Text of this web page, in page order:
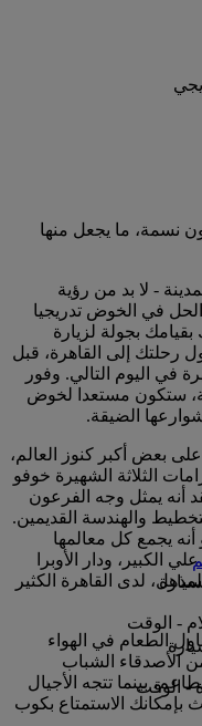
المصرية أكثر من 17 مليون نسمة، ما يجعل منها
- لا بد من رؤية
في الخوض تدريجيا
بقيامك بجولة لزيارة
رحلتك إلى القاهرة، قبل
في اليوم التالي. وفور
ستكون مستعدا لخوض
الضيقة.
بعض أكبر كنوز العالم،
الثلاثة الشهيرة خوفو
أنه يمثل وجه الفرعون
والهندسة القديمين.
أنه يجمع كل معالمها
ودار الأوبرا
لدى القاهرة الكثير
الطعام في الهواء
الأصدقاء الشباب
بينما تتجه الأجيال
بإمكانك الاستمتاع بكوب
- الوقت
- الوقت